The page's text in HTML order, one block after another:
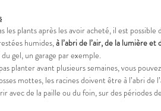
les plants après les avoir acheté, il est possible
humides,à l’abri de l’air, de la lumière et
gel, un garage par exemple.
planter avant plusieurs semaines, vous pouvez
mottes, les racines doivent être à l’abri de
avec de la paille ou du foin, sur des périodes